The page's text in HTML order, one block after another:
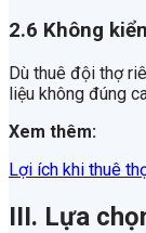
2.6 Không
Dù thuê đội thợ
liệu không đúng
Xem thêm:
Lợi ích khi thuê
III. Lựa